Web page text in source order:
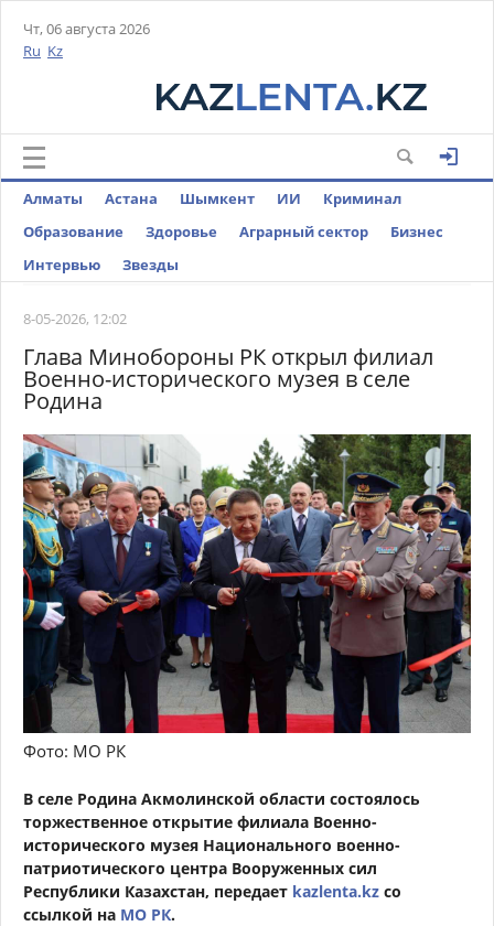
Чт, 06 августа 2026
Ru Kz
Алматы Астана Шымкент ИИ
Криминал
Образование
Здоровье Аграрный сектор
Бизнес
Интервью
Звезды
8-05-2026, 12:02
Глава Минобороны РК открыл филиал
Военно-исторического музея в селе
Родина
Фото: МО РК
В селе Родина Акмолинской области состоялось
торжественное открытие филиала Военно-
исторического музея Национального военно-
патриотического центра Вооруженных сил
Республики Казахстан, передает kazlenta.kz со
ссылкой на МО РК.